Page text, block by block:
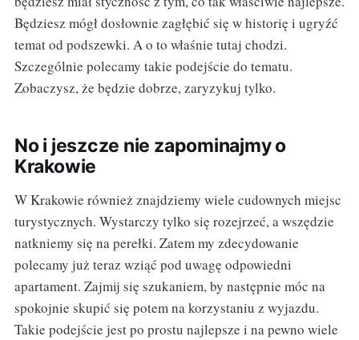
Będziesz mógł dosłownie zagłębić się w historię i ugryźć
temat od podszewki. A o to właśnie tutaj chodzi.
Szczególnie polecamy takie podejście do tematu.
Zobaczysz, że będzie dobrze, zaryzykuj tylko.
No i jeszcze nie zapominajmy o
Krakowie
W Krakowie również znajdziemy wiele cudownych miejsc
turystycznych. Wystarczy tylko się rozejrzeć, a wszędzie
natkniemy się na perełki. Zatem my zdecydowanie
polecamy już teraz wziąć pod uwagę odpowiedni
apartament. Zajmij się szukaniem, by następnie móc na
spokojnie skupić się potem na korzystaniu z wyjazdu.
Takie podejście jest po prostu najlepsze i na pewno wiele